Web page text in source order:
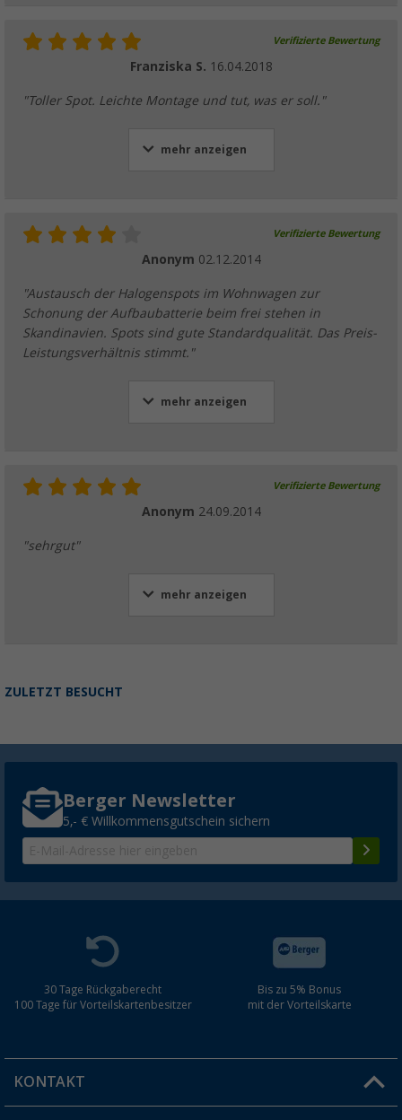
Verifizierte Bewertung
Franziska S. 16.04.2018
"Toller Spot. Leichte Montage und tut, was er soll."
mehr anzeigen
Verifizierte Bewertung
Anonym 02.12.2014
"Austausch der Halogenspots im Wohnwagen zur
Schonung der Aufbaubatterie beim frei stehen in
Skandinavien. Spots sind gute Standardqualität. Das Preis-
Leistungsverhältnis stimmt."
mehr anzeigen
Verifizierte Bewertung
Anonym 24.09.2014
"sehrgut"
mehr anzeigen
ZULETZT BESUCHT
Berger Newsletter
5,- € Willkommensgutschein sichern
30 Tage Rückgaberecht
100 Tage für Vorteilskartenbesitzer
Bis zu 5% Bonus
mit der Vorteilskarte
KONTAKT